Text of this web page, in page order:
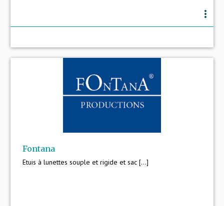
more_vert
Fontana
Etuis à lunettes souple et rigide et sac [...]